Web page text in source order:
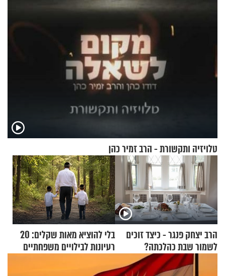
טלויזיה ותקשורת - הרב זמיר כהן
הרב יצחק פנגר - כיצד זוכים
לשמור שבת כהלכתה?
בלי להוציא מאות שקלים: 20
רעיונות לבילויים משפחתיים